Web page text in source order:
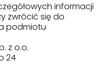
informacji
zwrócić się do
podmiotu
z o.o.
24